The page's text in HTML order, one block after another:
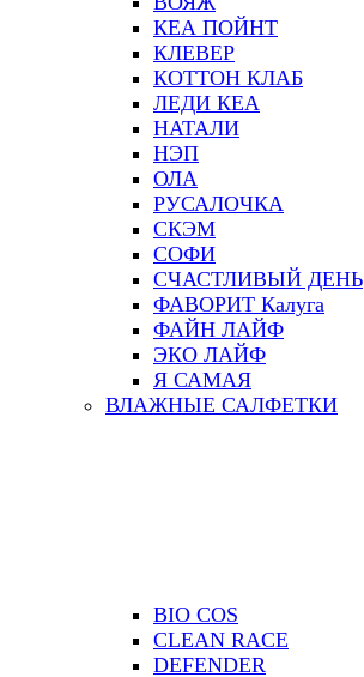
КЕА ПОЙНТ
КЛЕВЕР
КОТТОН КЛАБ
ЛЕДИ КЕА
НАТАЛИ
НЭП
ОЛА
РУСАЛОЧКА
СКЭМ
СОФИ
СЧАСТЛИВЫЙ ДЕНЬ
ФАВОРИТ Калуга
ФАЙН ЛАЙФ
ЭКО ЛАЙФ
Я САМАЯ
ВЛАЖНЫЕ САЛФЕТКИ
BIO COS
CLEAN RACE
DEFENDER